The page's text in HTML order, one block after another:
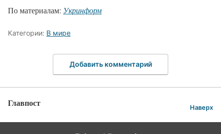
По материалам: Укринформ
Категории: В мире
Добавить комментарий
Главпост Наверх